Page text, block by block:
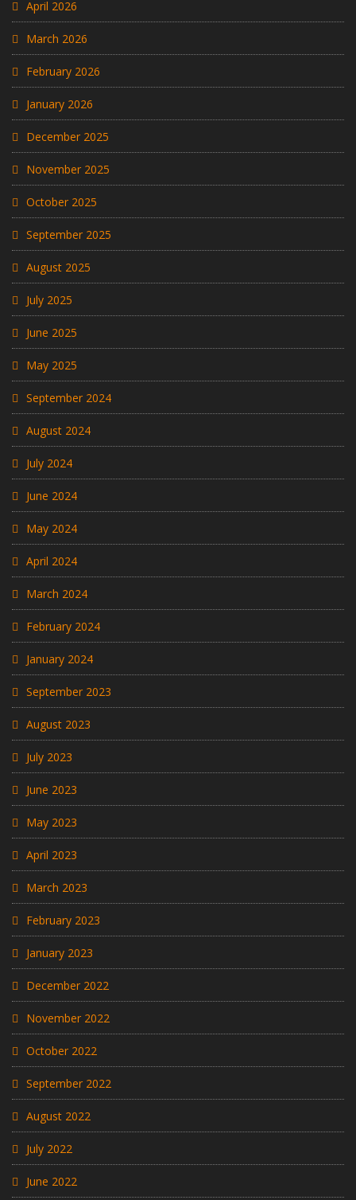
April 2026
March 2026
February 2026
January 2026
December 2025
November 2025
October 2025
September 2025
August 2025
July 2025
June 2025
May 2025
September 2024
August 2024
July 2024
June 2024
May 2024
April 2024
March 2024
February 2024
January 2024
September 2023
August 2023
July 2023
June 2023
May 2023
April 2023
March 2023
February 2023
January 2023
December 2022
November 2022
October 2022
September 2022
August 2022
July 2022
June 2022